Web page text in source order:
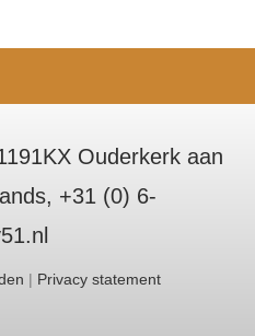
Ouderkerk aan
+31 (0) 6-
| Privacy statement